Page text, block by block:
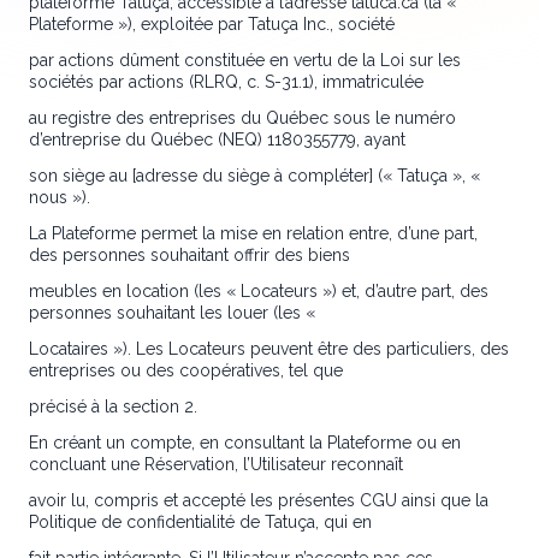
Plateforme »), exploitée par Tatuça Inc., société
par actions dûment constituée en vertu de la Loi sur les
sociétés par actions (RLRQ, c. S-31.1), immatriculée
au registre des entreprises du Québec sous le numéro
d’entreprise du Québec (NEQ) 1180355779, ayant
son siège au [adresse du siège à compléter] (« Tatuça », «
nous »).
La Plateforme permet la mise en relation entre, d’une part,
des personnes souhaitant offrir des biens
meubles en location (les « Locateurs ») et, d’autre part, des
personnes souhaitant les louer (les «
Locataires »). Les Locateurs peuvent être des particuliers, des
entreprises ou des coopératives, tel que
précisé à la section 2.
En créant un compte, en consultant la Plateforme ou en
concluant une Réservation, l’Utilisateur reconnaît
avoir lu, compris et accepté les présentes CGU ainsi que la
Politique de confidentialité de Tatuça, qui en